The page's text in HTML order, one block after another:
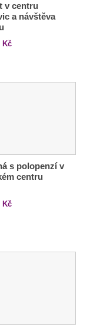
v centru
a návštěva
Kč
s polopenzí v
centru
Kč